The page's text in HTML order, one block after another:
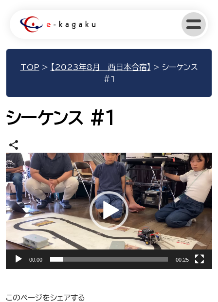
TOP > 【2023年8月 西日本合宿】 > シーケンス
#1
シーケンス #1
share
動
画
プ
レ
ー
ヤ
00:00 00:25
このページをシェアする